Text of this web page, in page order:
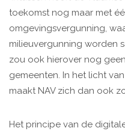
toekomst nog maar met
omgevingsvergunning,
milieuvergunning worden
zou ook hierover nog
gemeenten. In het licht
maakt NAV zich dan ook
Het principe van de